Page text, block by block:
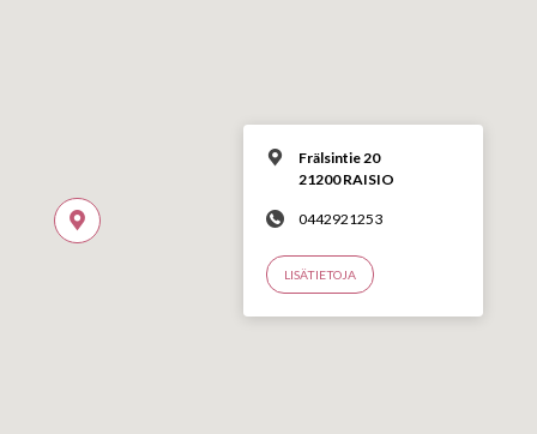
Frälsintie 20
21200 RAISIO
0442921253
LISÄTIETOJA